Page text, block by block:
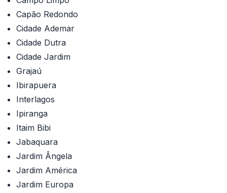
Capão Redondo
Cidade Ademar
Cidade Dutra
Cidade Jardim
Grajaú
Ibirapuera
Interlagos
Ipiranga
Itaim Bibi
Jabaquara
Jardim Ângela
Jardim América
Jardim Europa